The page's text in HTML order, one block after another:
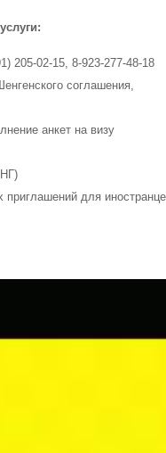
205-02-15, 8-923-277-48-18
соглашения,
анкет на визу
приглашений для